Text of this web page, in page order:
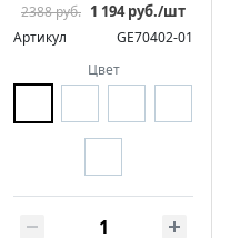
2388 руб. 1 194 руб./шт
Артикул
GE70402-01
Цвет